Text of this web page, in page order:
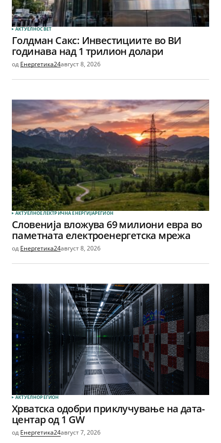
АКТУЕЛНОСВЕТ
Голдман Сакс: Инвестициите во ВИ
годинава над 1 трилион долари
од Енергетика24август 8, 2026
АКТУЕЛНОЕЛЕКТРИЧНА ЕНЕРГИЈАРЕГИОН
Словенија вложува 69 милиони евра во
паметната електроенергетска мрежа
од Енергетика24август 8, 2026
АКТУЕЛНОРЕГИОН
Хрватска одобри приклучување на дата-
центар од 1 GW
од Енергетика24август 7, 2026